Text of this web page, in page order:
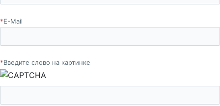
*E-Mail
*Введите слово на картинке